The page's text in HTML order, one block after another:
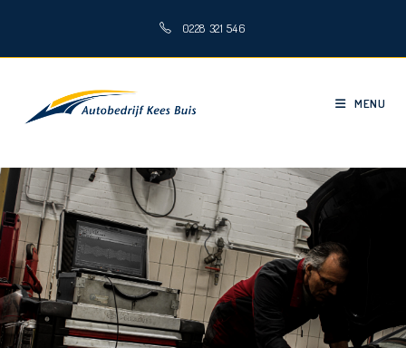
0228 321 546
MENU